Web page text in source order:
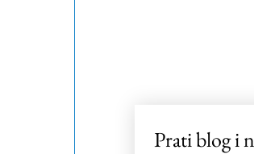
Prati blog i